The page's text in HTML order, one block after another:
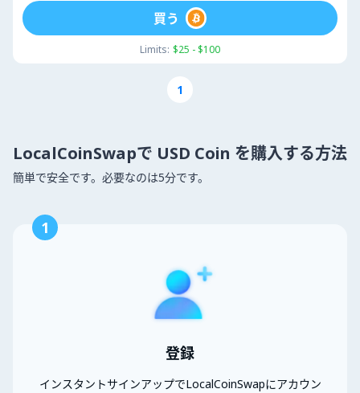
Limits: $25 - $100
買う
1
LocalCoinSwapで USD Coin を購入する方法
簡単で安全です。必要なのは5分です。
1
登録
インスタントサインアップでLocalCoinSwapにアカウン